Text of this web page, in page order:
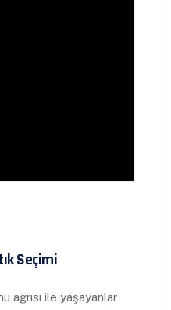
Seçimi
ağrısı ile yaşayanlar